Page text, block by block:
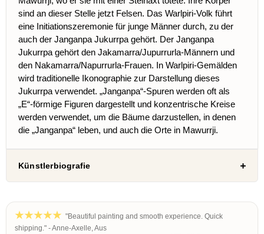
sind an dieser Stelle jetzt Felsen. Das Warlpiri-Volk führt
eine Initiationszeremonie für junge Männer durch, zu der
auch der Janganpa Jukurrpa gehört. Der Janganpa
Jukurrpa gehört den Jakamarra/Jupurrurla-Männern und
den Nakamarra/Napurrurla-Frauen. In Warlpiri-Gemälden
wird traditionelle Ikonographie zur Darstellung dieses
Jukurrpa verwendet. „Janganpa“-Spuren werden oft als
„E“-förmige Figuren dargestellt und konzentrische Kreise
werden verwendet, um die Bäume darzustellen, in denen
die „Janganpa“ leben, und auch die Orte in Mawurrji.
Künstlerbiografie
"Beautiful painting and smooth experience. Quick
shipping." - Anne-Axelle, Aus